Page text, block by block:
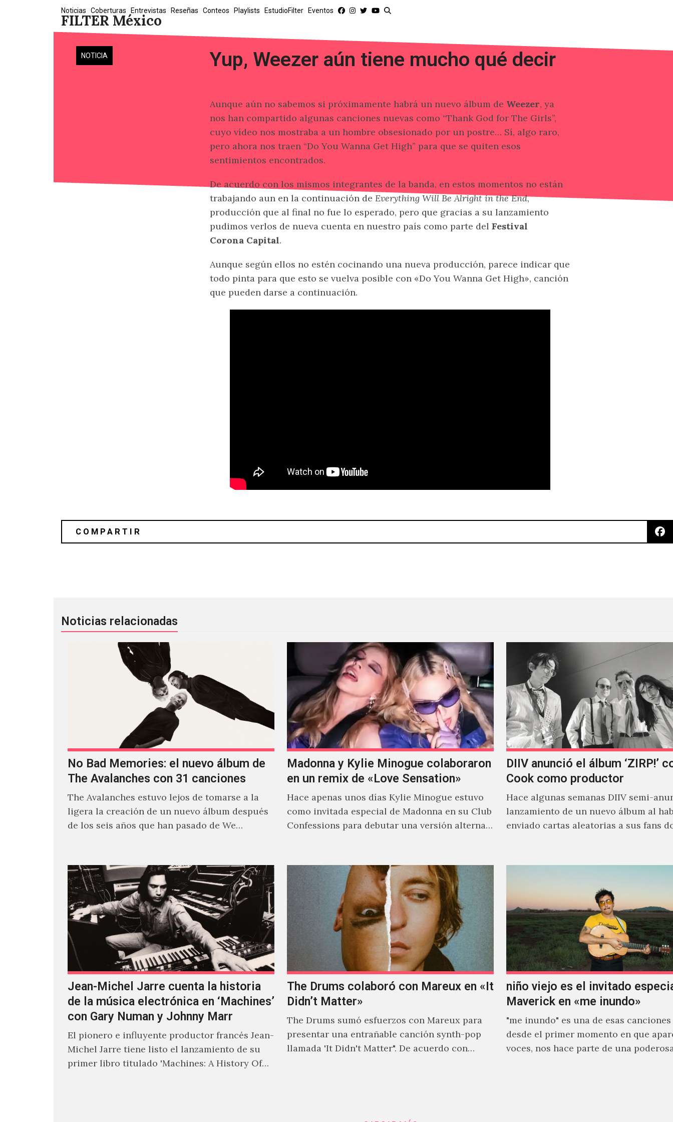
FILTER México
Noticias Coberturas Entrevistas Reseñas Conteos Playlists EstudioFilter Eventos
NOTICIA Yup, Weezer aún tiene mucho qué decir
Aunque aún no sabemos si próximamente habrá un nuevo álbum de Weezer, ya
nos han compartido algunas canciones nuevas como “Thank God for The Girls”,
cuyo vídeo nos mostraba a un hombre obsesionado por un postre… Sí, algo raro,
pero ahora nos traen “Do You Wanna Get High” para que se quiten esos
sentimientos encontrados.
De acuerdo con los mismos integrantes de la banda, en estos momentos no están
trabajando aun en la continuación de Everything Will Be Alright in the End,
producción que al final no fue lo esperado, pero que gracias a su lanzamiento
pudimos verlos de nueva cuenta en nuestro país como parte del Festival
Corona Capital.
Aunque según ellos no estén cocinando una nueva producción, parece indicar que
todo pinta para que esto se vuelva posible con «Do You Wanna Get High», canción
que pueden darse a continuación.
Noticias relacionadas
No Bad Memories: el nuevo álbum de
The Avalanches con 31 canciones
The Avalanches estuvo lejos de tomarse a la
ligera la creación de un nuevo álbum después
de los seis años que han pasado de We…
Madonna y Kylie Minogue colaboraron
en un remix de «Love Sensation»
Hace apenas unos días Kylie Minogue estuvo
como invitada especial de Madonna en su Club
Confessions para debutar una versión alterna
DIIV anunció el álbum ‘ZIRP!’
Cook como productor
Hace algunas semanas DIIV semi-
lanzamiento de un nuevo álbum al
enviado cartas aleatorias a sus fans
Jean-Michel Jarre cuenta la historia
de la música electrónica en ‘Machines’
con Gary Numan y Johnny Marr
El pionero e influyente productor francés Jean-
Michel Jarre tiene listo el lanzamiento de su
primer libro titulado 'Machines: A History Of
The Drums colaboró con Mareux en «It
Didn’t Matter»
The Drums sumó esfuerzos con Mareux para
presentar una entrañable canción synth-pop
llamada 'It Didn't Matter". De acuerdo con
niño viejo es el invitado
Maverick en «me inundo»
"me inundo" es una de esas canciones
desde el primer momento en que
voces, nos hace parte de una